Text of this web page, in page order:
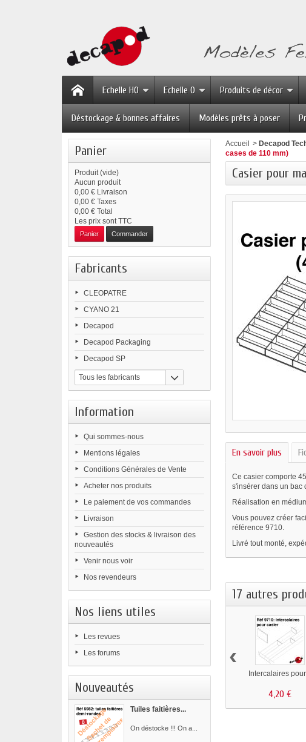
Echelle HO Echelle O Produits de décor
Déstockage & bonnes affaires Modèles prêts à poser
Panier
Produit (vide)
Aucun produit
0,00 € Livraison
0,00 € Taxes
0,00 € Total
Les prix sont TTC
Panier Commander
Fabricants
CLEOPATRE
CYANO 21
Decapod
Decapod Packaging
Decapod SP
Tous les fabricants
Information
Qui sommes-nous
Mentions légales
Conditions Générales de Vente
Acheter nos produits
Le paiement de vos commandes
Livraison
Gestion des stocks & livraison des
nouveautés
Venir nous voir
Nos revendeurs
Nos liens utiles
Les revues
Les forums
Nouveautés
Tuiles faitières...
On déstocke !!! On a...
Accueil > Decapod
cases de 110 mm)
Casier pour
En savoir plus
Ce casier comporte
s'insérer dans un bac
Réalisation en
Vous pouvez créer
référence 9710.
Livré tout monté,
17 autres
Intercalaires
4,20 €
‹